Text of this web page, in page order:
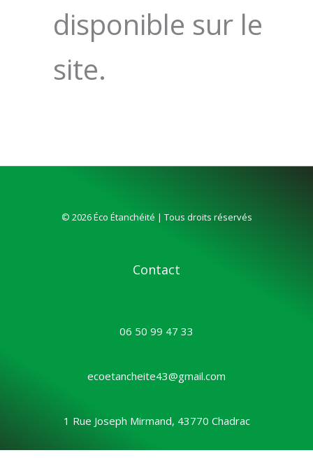
disponible sur le
site.
© 2026 Éco Étanchéité | Tous droits réservés
Contact
06 50 99 47 33
ecoetancheite43@gmail.com
1 Rue Joseph Mirmand, 43770 Chadrac